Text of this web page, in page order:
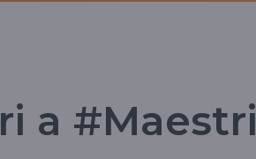
a #Maestri